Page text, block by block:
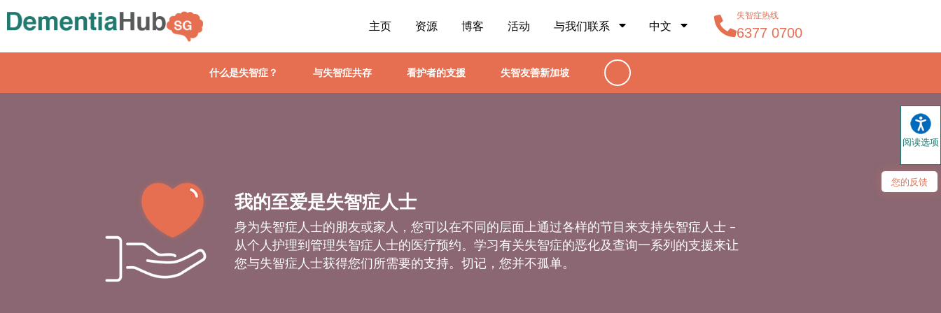
阅读选项
您的反馈
主页 资源 博客 活动 与我们联系 中文
失智症热线
6377 0700
什么是失智症？ 与失智症共存 看护者的支援 失智友善新加坡
我的至爱是失智症人士
身为失智症人士的朋友或家人，您可以在不同的层面上通过各样的节目来支持失智症人士 –
从个人护理到管理失智症人士的医疗预约。学习有关失智症的恶化及查询一系列的支援来让
您与失智症人士获得您们所需要的支持。切记，您并不孤单。